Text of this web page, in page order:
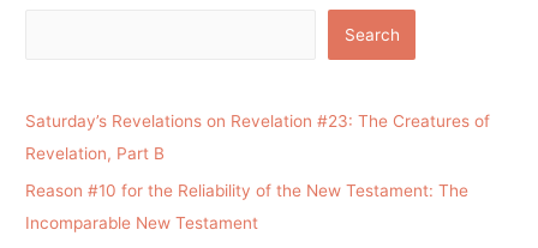
Search
Saturday’s Revelations on Revelation #23: The Creatures of
Revelation, Part B
Reason #10 for the Reliability of the New Testament: The
Incomparable New Testament